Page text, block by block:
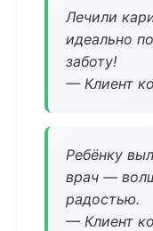
Лечили
идеально
заботу!
— Клиент
Ребёнку
врач —
радостью.
— Клиент